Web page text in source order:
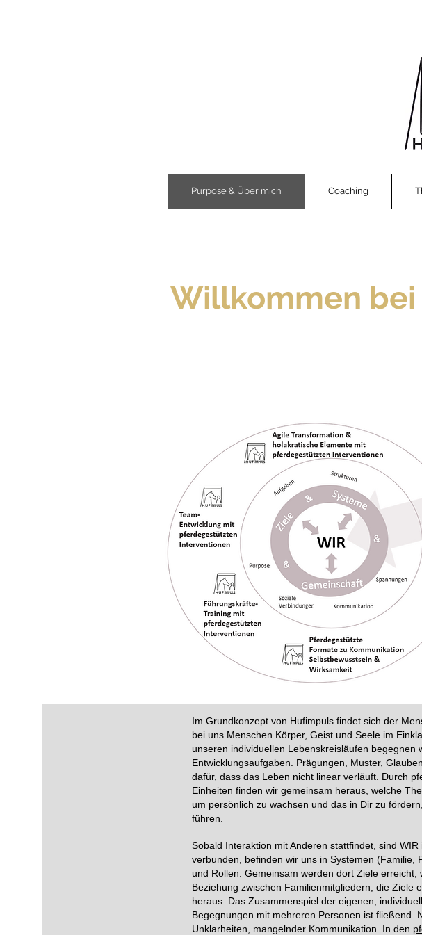
Purpose & Über mich Coaching
Willkommen bei
Im Grundkonzept von Hufimpuls findet sich der
bei uns Menschen Körper, Geist und Seele im
unseren individuellen Lebenskreisläufen
Entwicklungsaufgaben. Prägungen, Muster,
dafür, dass das Leben nicht linear verläuft. Durch
Einheiten finden wir gemeinsam heraus, welche
um persönlich zu wachsen und das in Dir zu
führen.
Sobald Interaktion mit Anderen stattfindet, sind
verbunden, befinden wir uns in Systemen (Familie,
und Rollen. Gemeinsam werden dort Ziele
Beziehung zwischen Familienmitgliedern, die Ziele
heraus. Das Zusammenspiel der eigenen,
Begegnungen mit mehreren Personen ist fließend.
Unklarheiten, mangelnder Kommunikation. In den